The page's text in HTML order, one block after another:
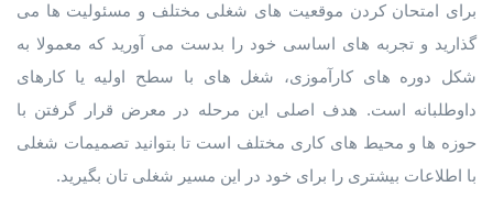
برای امتحان کردن موقعیت های شغلی مختلف و مسئولیت ها می
گذارید و تجربه های اساسی خود را بدست می آورید که معمولا به
شکل دوره های کارآموزی، شغل های با سطح اولیه یا کارهای
داوطلبانه است. هدف اصلی این مرحله در معرض قرار گرفتن با
حوزه ها و محیط های کاری مختلف است تا بتوانید تصمیمات شغلی
با اطلاعات بیشتری را برای خود در این مسیر شغلی تان بگیرید.